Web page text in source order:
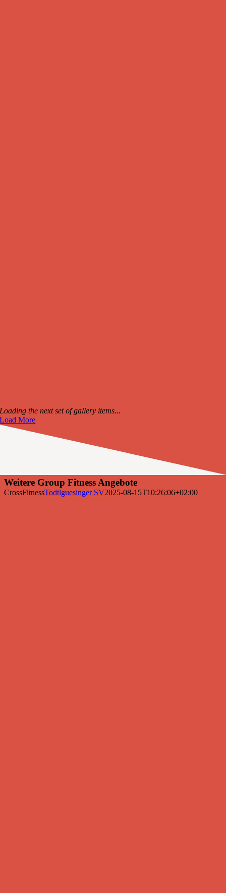
Loading the next set of gallery items...
Load More
Weitere Group Fitness Angebote
CrossFitnessTodtlguesinger SV2025-08-15T10:26:06+02:00